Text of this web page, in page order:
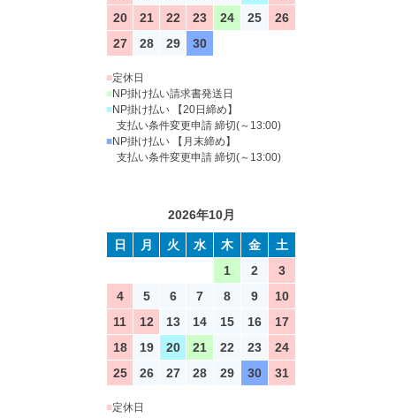
20
21 22 23 24 25
26
27
28 29 30
■定休日
■NP掛け払い請求書発送日
■NP掛け払い 【20日締め】
支払い条件変更申請 締切(～13:00)
■NP掛け払い 【月末締め】
支払い条件変更申請 締切(～13:00)
2026年10月
日 月 火 水 木 金
土
1
2
3
4
5 6 7 8 9
10
11
12 13 14 15 16
17
18
19 20 21 22 23
24
25
26 27 28 29 30 31
■定休日